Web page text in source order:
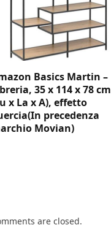
Basics Martin –
35 x 114 x 78 cm
x La x A), effetto
precedenza
Movian)
are closed.